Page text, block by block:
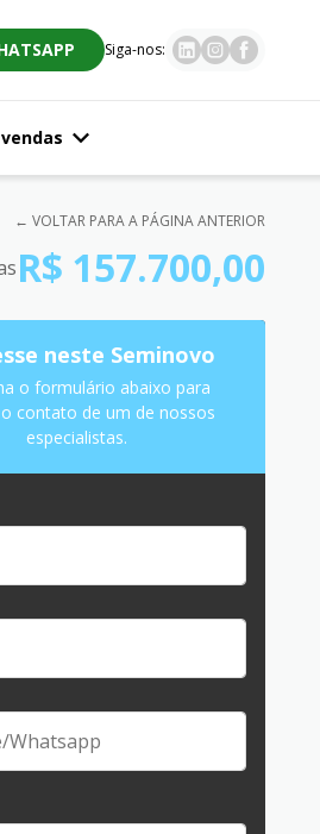
Siga-nos:
← VOLTAR PARA A PÁGINA ANTERIOR
R$ 157.700,00
neste Seminovo
o formulário abaixo para
contato de um de nossos
especialistas.